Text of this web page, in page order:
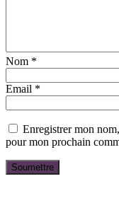
Nom *
Email *
Enregistrer mon
pour mon prochain